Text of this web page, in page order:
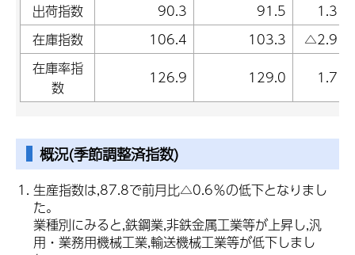
出荷指数
90.3 91.5
1.3
在庫指数
106.4 103.3 △2.9
在庫率指
数
126.9 129.0 1.7
概況(季節調整済指数)
生産指数は,87.8で前月比△0.6％の低下となりまし
た。
業種別にみると,鉄鋼業,非鉄金属工業等が上昇し,汎
用・業務用機械工業,輸送機械工業等が低下しまし